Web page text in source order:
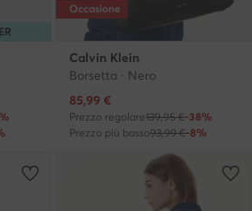
Occasione
Calvin Klein
Borsetta · Nero
Prezzo attuale
85,99 €
Prezzo regolare139,95 €-38%
Prezzo più basso93,99 €-8%